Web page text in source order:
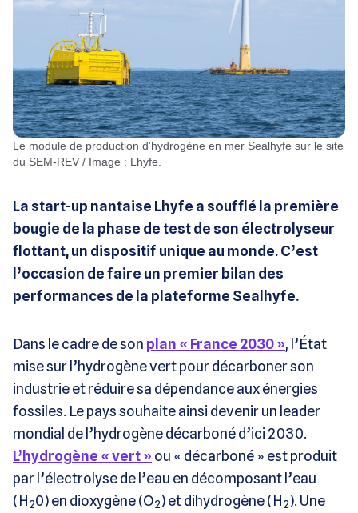
Le module de production d'hydrogène en mer Sealhyfe sur le site
du SEM-REV / Image : Lhyfe.
La start-up nantaise Lhyfe a soufflé la première
bougie de la phase de test de son électrolyseur
flottant, un dispositif unique au monde. C’est
l’occasion de faire un premier bilan des
performances de la plateforme Sealhyfe.
Dans le cadre de son plan « France 2030 », l’État
mise sur l’hydrogène vert pour décarboner son
industrie et réduire sa dépendance aux énergies
fossiles. Le pays souhaite ainsi devenir un leader
mondial de l’hydrogène décarboné d’ici 2030.
L’hydrogène « vert » ou « décarboné » est produit
par l’électrolyse de l’eau en décomposant l’eau
(H20) en dioxygène (O2) et dihydrogène (H2). Une